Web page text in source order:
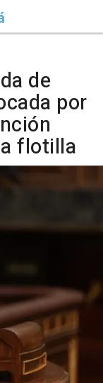
de
por
flotilla